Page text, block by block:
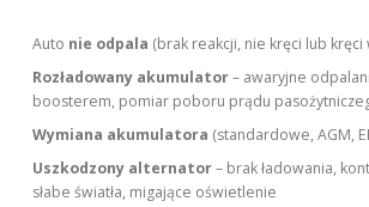
Auto nie odpala (brak reakcji, nie kręci lub kręci
Rozładowany akumulator– awaryjne
boosterem, pomiar poboru prądu
Wymiana akumulatora (standardowe, AGM,
Uszkodzony alternator– brak ładowania,
słabe światła, migające oświetlenie